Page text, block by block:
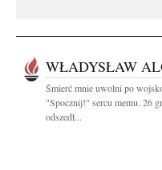
WŁADYSŁAW
Śmierć mnie uwolni po
"Spocznij!" sercu memu. 26
odszedł...